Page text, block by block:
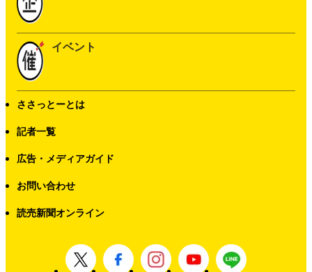
イベント
ささっとーとは
記者一覧
広告・メディアガイド
お問い合わせ
読売新聞オンライン